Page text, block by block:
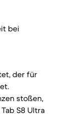
bei
der für
stoßen,
S8 Ultra